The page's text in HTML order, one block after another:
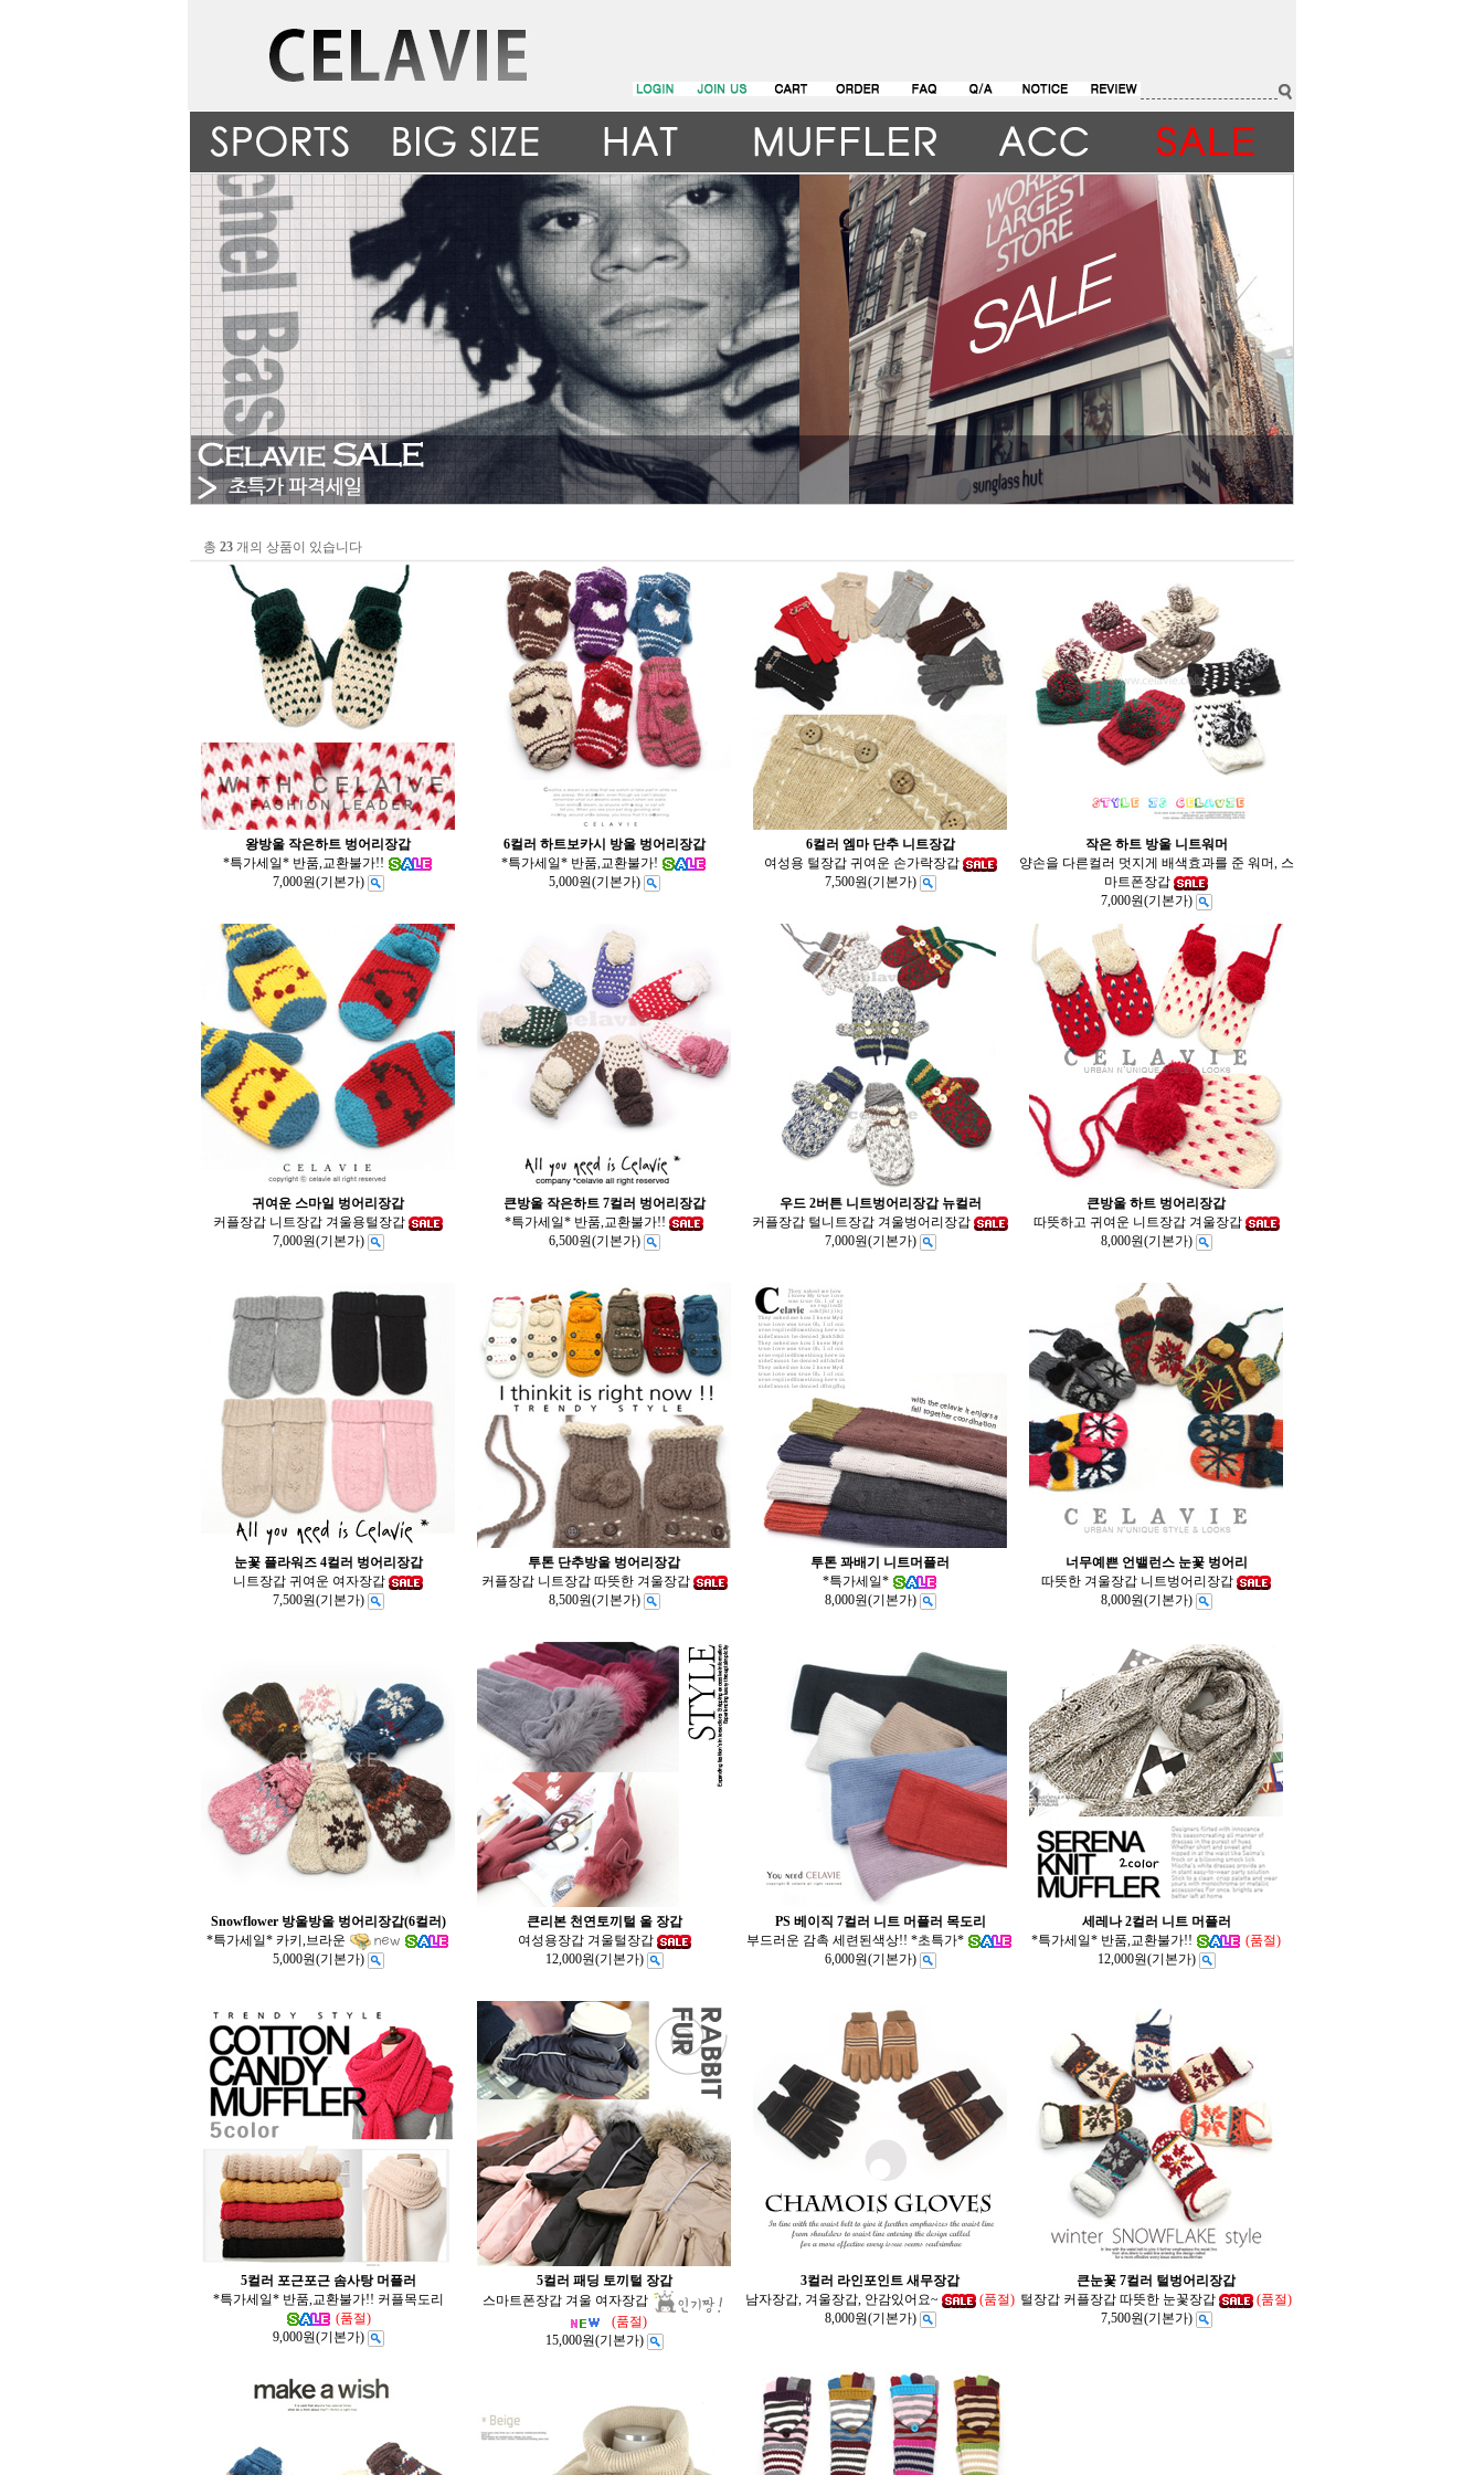
총 23 개의 상품이 있습니다
왕방울 작은하트 벙어리장갑
*특가세일* 반품,교환불가!!
7,000원(기본가)
6컬러 하트보카시 방울 벙어리장갑
*특가세일* 반품,교환불가!
5,000원(기본가)
6컬러 엠마 단추 니트장갑
여성용 털장갑 귀여운 손가락장갑
7,500원(기본가)
작은 하트 방울 니트워머
양손을 다른컬러 멋지게 배색효과를 준 워머, 스
마트폰장갑
7,000원(기본가)
귀여운 스마일 벙어리장갑
커플장갑 니트장갑 겨울용털장갑
7,000원(기본가)
큰방울 작은하트 7컬러 벙어리장갑
*특가세일* 반품,교환불가!!
6,500원(기본가)
우드 2버튼 니트벙어리장갑 뉴컬러
커플장갑 털니트장갑 겨울벙어리장갑
7,000원(기본가)
큰방울 하트 벙어리장갑
따뜻하고 귀여운 니트장갑 겨울장갑
8,000원(기본가)
눈꽃 플라워즈 4컬러 벙어리장갑
니트장갑 귀여운 여자장갑
7,500원(기본가)
투톤 단추방울 벙어리장갑
커플장갑 니트장갑 따뜻한 겨울장갑
8,500원(기본가)
투톤 꽈배기 니트머플러
*특가세일*
8,000원(기본가)
너무예쁜 언밸런스 눈꽃 벙어리
따뜻한 겨울장갑 니트벙어리장갑
8,000원(기본가)
Snowflower 방울방울 벙어리장갑(6컬러)
*특가세일* 카키,브라운
5,000원(기본가)
큰리본 천연토끼털 울 장갑
여성용장갑 겨울털장갑
12,000원(기본가)
PS 베이직 7컬러 니트 머플러 목도리
부드러운 감촉 세련된색상!! *초특가*
6,000원(기본가)
세레나 2컬러 니트 머플러
*특가세일* 반품,교환불가!!
(품절)
12,000원(기본가)
5컬러 포근포근 솜사탕 머플러
*특가세일* 반품,교환불가!! 커플목도리
(품절)
9,000원(기본가)
5컬러 패딩 토끼털 장갑
스마트폰장갑 겨울 여자장갑
(품절)
15,000원(기본가)
3컬러 라인포인트 새무장갑
남자장갑, 겨울장갑, 안감있어요~
(품절)
8,000원(기본가)
큰눈꽃 7컬러 털벙어리장갑
털장갑 커플장갑 따뜻한 눈꽃장갑
(품절)
7,500원(기본가)